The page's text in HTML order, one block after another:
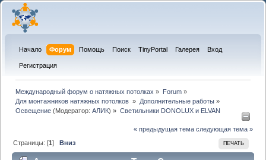
Начало Форум Помощь Поиск TinyPortal Галерея Вход
Регистрация
Международный форум о натяжных потолках » Forum»
Для монтажников натяжных потолков » Дополнительные работы»
Освещение (Модератор:АЛИК) » Светильники DONOLUX и ELVAN
« предыдущая тема следующая тема »
ПЕЧАТЬ
Страницы: [1]Вниз